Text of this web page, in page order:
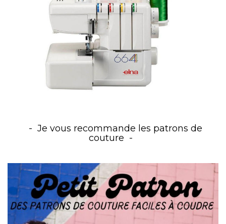
Je vous recommande les patrons de
couture